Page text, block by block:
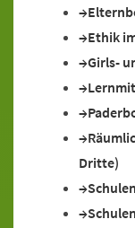
Ethik
Girls-
Dritte)